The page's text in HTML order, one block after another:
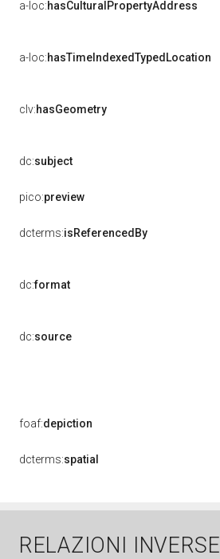
a-loc:hasCulturalPropertyAddress
a-loc:hasTimeIndexedTypedLocation
clv:hasGeometry
dc:subject
pico:preview
dcterms:isReferencedBy
dc:format
dc:source
foaf:depiction
dcterms:spatial
RELAZIONI INVERSE